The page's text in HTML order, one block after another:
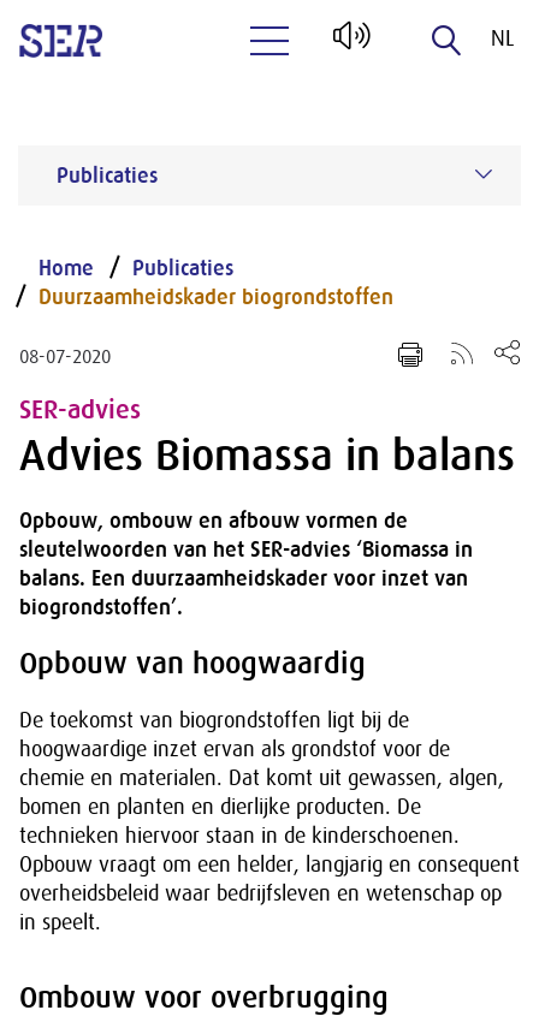
NL
Publicaties
Home
Publicaties
Duurzaamheidskader biogrondstoffen
08-07-2020
SER-advies
Advies Biomassa in balans
Opbouw, ombouw en afbouw vormen de
sleutelwoorden van het SER-advies ‘Biomassa in
balans. Een duurzaamheidskader voor inzet van
biogrondstoffen’.
Opbouw van hoogwaardig
De toekomst van biogrondstoffen ligt bij de
hoogwaardige inzet ervan als grondstof voor de
chemie en materialen. Dat komt uit gewassen, algen,
bomen en planten en dierlijke producten. De
technieken hiervoor staan in de kinderschoenen.
Opbouw vraagt om een helder, langjarig en consequent
overheidsbeleid waar bedrijfsleven en wetenschap op
in speelt.
Ombouw voor overbrugging